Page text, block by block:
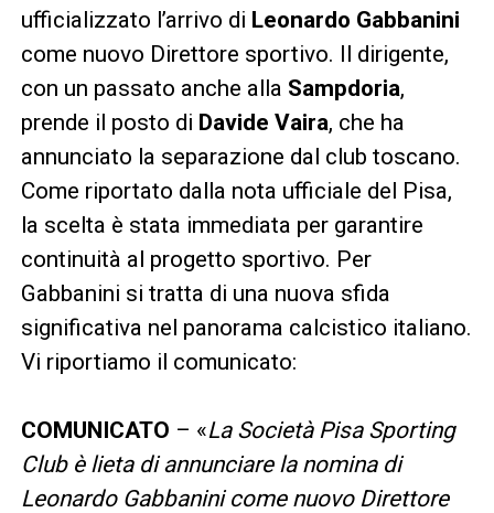
ufficializzato l’arrivo di Leonardo Gabbanini
come nuovo Direttore sportivo. Il dirigente,
con un passato anche alla Sampdoria,
prende il posto di Davide Vaira, che ha
annunciato la separazione dal club toscano.
Come riportato dalla nota ufficiale del Pisa,
la scelta è stata immediata per garantire
continuità al progetto sportivo. Per
Gabbanini si tratta di una nuova sfida
significativa nel panorama calcistico italiano.
Vi riportiamo il comunicato:
COMUNICATO – «La Società Pisa Sporting
Club è lieta di annunciare la nomina di
Leonardo Gabbanini come nuovo Direttore